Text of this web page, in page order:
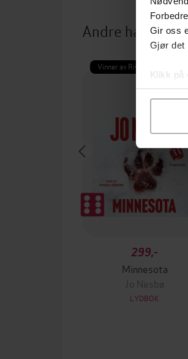
Gir oss
Gjør det
Klikk på
Andre har også
Vinner av Rivertonprisen
299,-
Minnesota
Jo Nesbø
LYDBOK